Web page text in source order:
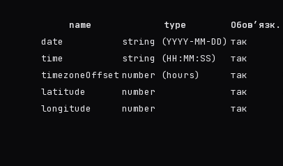
name type
Обов’язк.
date
string (YYYY-MM-DD) так
time
string (HH:MM:SS) так
timezoneOffset number (hours) так
latitude
number так
longitude
number так